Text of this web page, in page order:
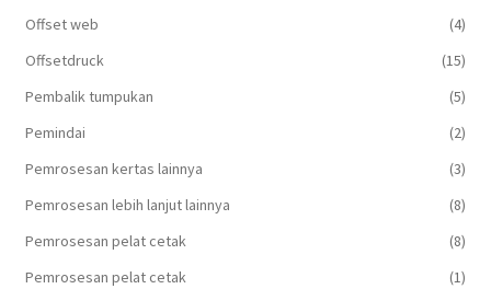
Offset web
(4)
Offsetdruck
(15)
Pembalik tumpukan
(5)
Pemindai
(2)
Pemrosesan kertas lainnya
(3)
Pemrosesan lebih lanjut lainnya
(8)
Pemrosesan pelat cetak
(8)
Pemrosesan pelat cetak
(1)